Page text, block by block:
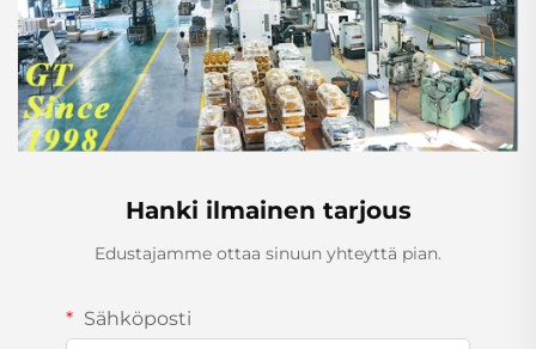
Hanki ilmainen tarjous
Edustajamme ottaa sinuun yhteyttä pian.
Sähköposti